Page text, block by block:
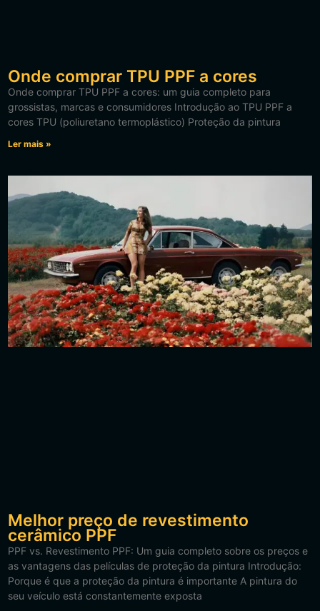
Onde comprar TPU PPF a cores
Onde comprar TPU PPF a cores: um guia completo para
grossistas, marcas e consumidores Introdução ao TPU PPF a
cores TPU (poliuretano termoplástico) Proteção da pintura
Ler mais »
Melhor preço de revestimento
cerâmico PPF
PPF vs. Revestimento PPF: Um guia completo sobre os preços e
as vantagens das películas de proteção da pintura Introdução:
Porque é que a proteção da pintura é importante A pintura do
seu veículo está constantemente exposta